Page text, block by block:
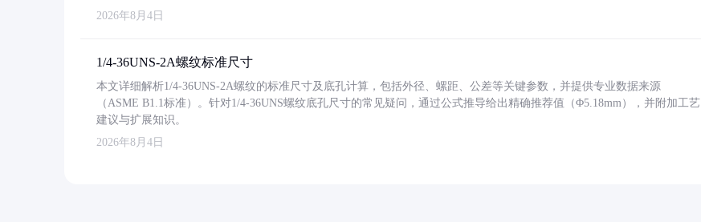
2026年8月4日
1/4-36UNS-2A螺纹标准尺寸
本文详细解析1/4-36UNS-2A螺纹的标准尺寸及底孔计算，包括外径、螺距、公差等关键参数，并提供专业数据来源
（ASME B1.1标准）。针对1/4-36UNS螺纹底孔尺寸的常见疑问，通过公式推导给出精确推荐值（Φ5.18mm），并附加工艺
建议与扩展知识。
2026年8月4日